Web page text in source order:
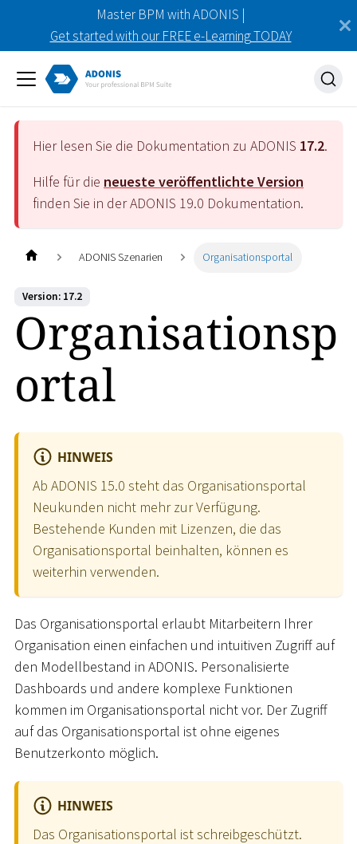
Master BPM with ADONIS |
Get started with our FREE e-Learning TODAY
Hier lesen Sie die Dokumentation zu ADONIS 17.2.
Hilfe für die neueste veröffentlichte Version
finden Sie in der ADONIS 19.0 Dokumentation.
ADONIS Szenarien Organisationsportal
Version: 17.2
Organisationsp
ortal
HINWEIS
Ab ADONIS 15.0 steht das Organisationsportal
Neukunden nicht mehr zur Verfügung.
Bestehende Kunden mit Lizenzen, die das
Organisationsportal beinhalten, können es
weiterhin verwenden.
Das Organisationsportal erlaubt Mitarbeitern Ihrer
Organisation einen einfachen und intuitiven Zugriff auf
den Modellbestand in ADONIS. Personalisierte
Dashboards und andere komplexe Funktionen
kommen im Organisationsportal nicht vor. Der Zugriff
auf das Organisationsportal ist ohne eigenes
Benutzerkonto möglich.
HINWEIS
Das Organisationsportal ist schreibgeschützt.